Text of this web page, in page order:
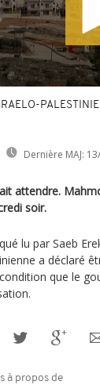
Dernière MAJ:
attendre.
soir.
lu par Saeb
a déclaré
que le
à propos de